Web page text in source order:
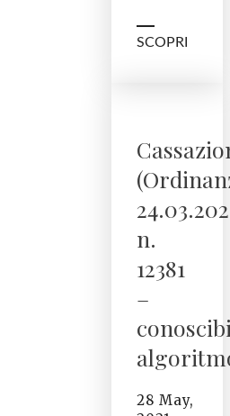
SCOPRI
n.
12381
–
28 May,